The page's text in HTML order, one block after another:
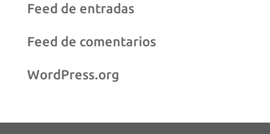
Feed de entradas
Feed de comentarios
WordPress.org